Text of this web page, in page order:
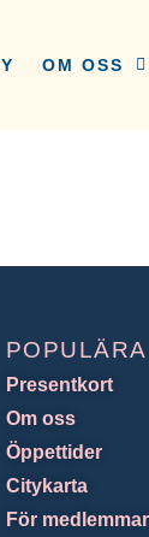
OM OSS
Presentkort
Om oss
Öppettider
Citykarta
För medlemmar